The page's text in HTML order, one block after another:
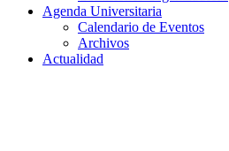
Agenda Universitaria
Calendario de Eventos
Archivos
Actualidad